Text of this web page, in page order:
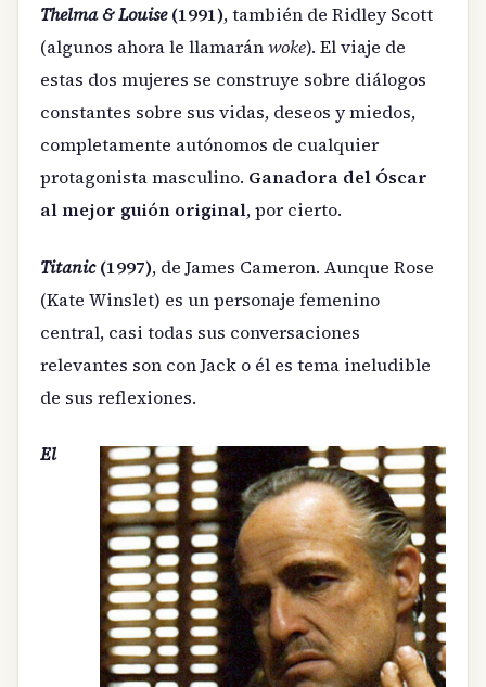
Thelma & Louise(1991), también de Ridley Scott
(algunos ahora le llamaránwoke). El viaje de
estas dos mujeres se construye sobre diálogos
constantes sobre sus vidas, deseos y miedos,
completamente autónomos de cualquier
protagonista masculino. Ganadora del Óscar
al mejor guión original, por cierto.
Titanic(1997), de James Cameron. Aunque Rose
(Kate Winslet) es un personaje femenino
central, casi todas sus conversaciones
relevantes son con Jack o él es tema ineludible
de sus reflexiones.
El